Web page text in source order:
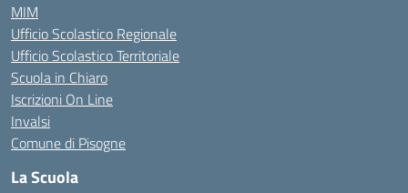
MIM
Ufficio Scolastico Regionale
Ufficio Scolastico Territoriale
Scuola in Chiaro
Iscrizioni On Line
Invalsi
Comune di Pisogne
La Scuola